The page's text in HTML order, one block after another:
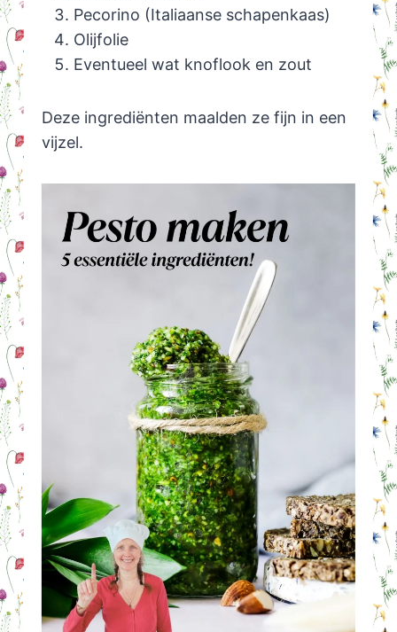
Pecorino (Italiaanse schapenkaas)
Olijfolie
Eventueel wat knoflook en zout
Deze ingrediënten maalden ze fijn in een
vijzel.